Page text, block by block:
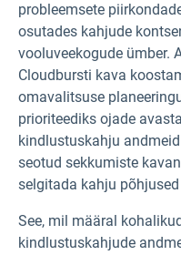
probleemsete
osutades kahjude
vooluveekogude ümber.
Cloudbursti kava
omavalitsuse
prioriteediks ojade
kindlustuskahju
seotud sekkumiste
selgitada kahju
See, mil määral
kindlustuskahjude